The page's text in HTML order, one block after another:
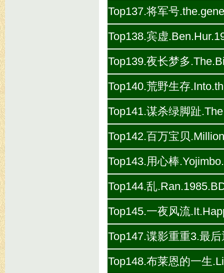
Top137.将军号
Top138.宾虚
Top139.夜长梦多
Top140.荒野生存
Top141.谋杀绿脚趾
Top142.百万宝贝
Top143.用心棒
Top144.乱
Top145.一夜风流
Top147.谍影重重3.最
Top148.布莱恩的一生